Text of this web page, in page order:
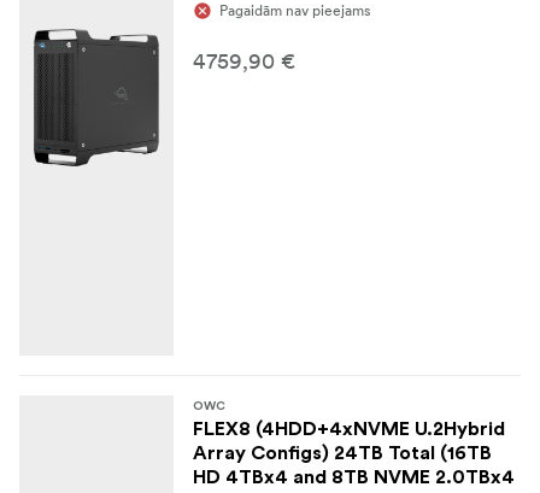
Pagaidām nav pieejams
4759,90 €
OWC
FLEX8 (4HDD+4xNVME U.2Hybrid
Array Configs) 24TB Total (16TB
HD 4TBx4 and 8TB NVME 2.0TBx4